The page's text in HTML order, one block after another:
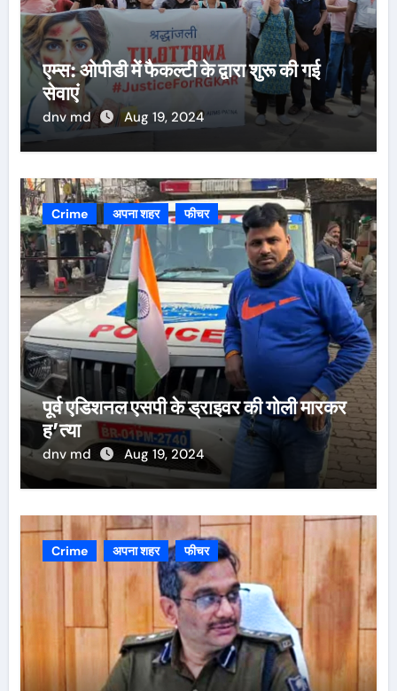
एम्स: ओपीडी में फैकल्टी के द्वारा शुरू की गई
सेवाएं
dnv md Aug 19, 2024
Crime अपना शहर फीचर
पूर्व एडिशनल एसपी के ड्राइवर की गोली मारकर
ह’त्या
dnv md Aug 19, 2024
Crime अपना शहर फीचर